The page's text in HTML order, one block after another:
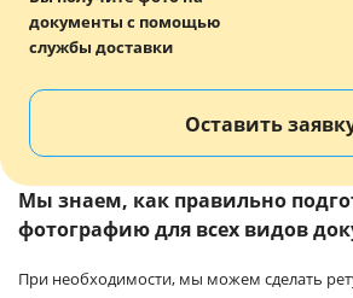
документы с помощью
службы доставки
Оставить
Мы знаем, как правильно
фотографию для всех видов
При необходимости, мы можем сделать